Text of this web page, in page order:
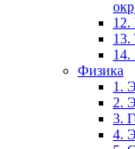
12.
14.
Физика
1.
2.
3.
4.